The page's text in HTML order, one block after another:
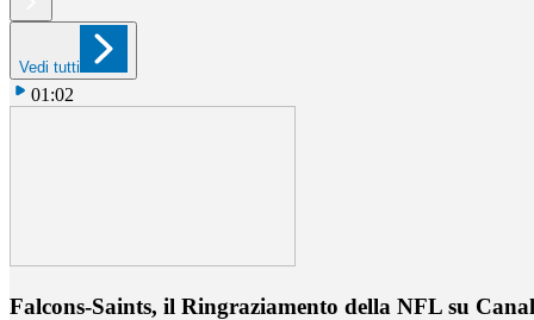
Vedi tutti
01:02
Falcons-Saints, il Ringraziamento della NFL su